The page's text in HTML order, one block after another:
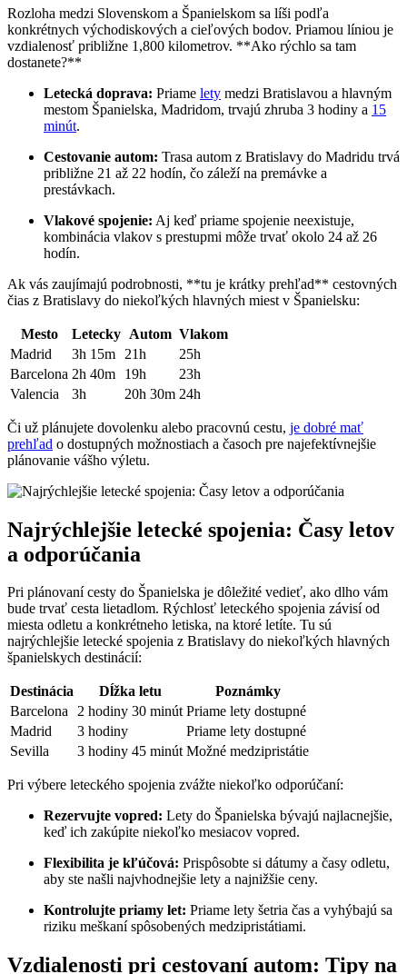
Rozloha medzi Slovenskom a Španielskom sa líši podľa
konkrétnych východiskových a cieľových bodov. Priamou líniou je
vzdialenosť približne 1,800 kilometrov. **Ako rýchlo sa tam
dostanete?**
Letecká doprava: Priame lety medzi Bratislavou a hlavným
mestom Španielska, Madridom, trvajú zhruba 3 hodiny a 15
minút.
Cestovanie autom: Trasa autom z Bratislavy do Madridu trvá
približne 21 až 22 hodín, čo záleží na premávke a
prestávkach.
Vlakové spojenie: Aj keď priame spojenie neexistuje,
kombinácia vlakov s prestupmi môže trvať okolo 24 až 26
hodín.
Ak vás zaujímajú podrobnosti, **tu je krátky prehľad** cestovných
čias z Bratislavy do niekoľkých hlavných miest v Španielsku:
Mesto Letecky Autom Vlakom
Madrid
3h 15m 21h
25h
Barcelona 2h 40m 19h
23h
Valencia
3h 20h 30m 24h
Či už plánujete dovolenku alebo pracovnú cestu, je dobré mať
prehľad o dostupných možnostiach a časoch pre najefektívnejšie
plánovanie vášho výletu.
Najrýchlejšie letecké spojenia: Časy letov
a odporúčania
Pri plánovaní cesty do Španielska je dôležité vedieť, ako dlho vám
bude trvať cesta lietadlom. Rýchlosť leteckého spojenia závisí od
miesta odletu a konkrétneho letiska, na ktoré letíte. Tu sú
najrýchlejšie letecké spojenia z Bratislavy do niekoľkých hlavných
španielskych destinácií:
Destinácia Dĺžka letu
Poznámky
Barcelona 2 hodiny 30 minút Priame lety dostupné
Madrid
3 hodiny
Priame lety dostupné
Sevilla
3 hodiny 45 minút Možné medzipristátie
Pri výbere leteckého spojenia zvážte niekoľko odporúčaní:
Rezervujte vopred: Lety do Španielska bývajú najlacnejšie,
keď ich zakúpite niekoľko mesiacov vopred.
Flexibilita je kľúčová: Prispôsobte si dátumy a časy odletu,
aby ste našli najvhodnejšie lety a najnižšie ceny.
Kontrolujte priamy let: Priame lety šetria čas a vyhýbajú sa
riziku meškaní spôsobených medzipristátiami.
Vzdialenosti pri cestovaní autom: Tipy na